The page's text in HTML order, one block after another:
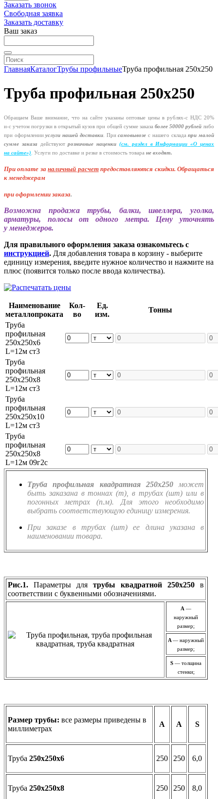
Заказать звонок
Свободная заявка
Заказать доставку
Ваш заказ
ГлавнаяКаталогТрубы профильныеТруба профильная 250х250
Труба профильная 250х250
Обращаем Ваше внимание, что на сайте указаны оптовые цены в рублях-с НДС 20%
и-с учетом погрузки в открытый кузов при общей сумме заказа более 50000 рублейлибо
при оформленииуслуги нашей доставки. Присамовывозе с нашего складапри малой
сумме заказа
действуютрозничные наценки (см. раздел в Информации «О ценах
на сайте»). Услуги по доставке и резке в стоимость товара не входят.
При оплате заналичный расчет предоставляются скидки. Обращаться
к менеджерам
при оформлении заказа.
Возможна продажа трубы, балки, швеллера, уголка,
арматуры, полосы от одного метра. Цену уточнять
у менеджеров.
Для правильного оформления заказа ознакомьтесь с
инструкцией. Для добавления товара в корзину - выберите
единицу измерения, введите нужное количество и нажмите на
плюс (появится только после ввода количества).
Наименование
металлопроката
Кол-
во
Ед.
изм.
Тонны
Труба
профильная
250х250х6
L=12м ст3
Труба
профильная
250х250х8
L=12м ст3
Труба
профильная
250х250х10
L=12м ст3
Труба
профильная
250х250х8
L=12м 09г2с
Труба профильная квадратная 250х250может
быть заказана в тоннах (т), в трубах (шт) или в
погонных метрах (п.м). Для этого необходимо
выбрать соответствующую единицу измерения.
При заказе в трубах (шт) ее длина указана в
наименовании товара.
Рис.1. Параметры для трубы квадратной 250х250 в
соответствии с буквенными обозначениями.
A —
наружный
размер;
A — наружный
размер;
S — толщина
стенки;
Размер трубы: все размеры приведены в
миллиметрах
А А S
Труба 250х250х6 250 250 6,0
Труба 250х250х8 250 250 8,0